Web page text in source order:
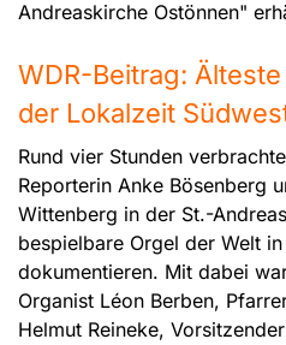
Andreaskirche Ostönnen"
WDR-Beitrag:
der Lokalzeit
Rund vier Stunden
Reporterin Anke Bösenberg
Wittenberg in der St.-
bespielbare Orgel der Welt
dokumentieren. Mit dabei
Organist Léon Berben,
Helmut Reineke,